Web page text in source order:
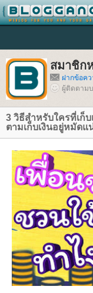
สมาชิก
ฝากข้อค
ผู้ติดตาม
3 วิธีสำหรับใครที่เก็
ตามเก็บเงินอยู่หมัด